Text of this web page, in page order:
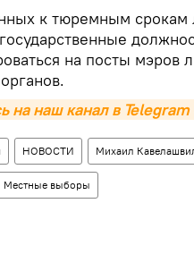
к тюремным срокам
на посты мэров
на наш канал в Telegram
НОВОСТИ Михаил
Местные выборы